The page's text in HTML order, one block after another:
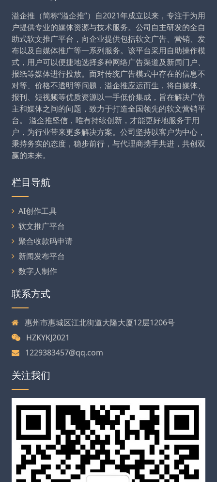
溢企推（简称“溢企推”）自2021年成立以来，专注于为用
户提供专业的媒体资源与技术服务。公司自主研发的全自
助式软文推广平台，向企业提供包括软文广告、营销、发
布以及自媒体推广等一系列服务。该平台采用自助操作模
式，用户可以便捷地选择多种网络广告渠道及新闻门户、
报纸等媒体进行投放。面对传统广告模式中存在的信息不
对等、价格不透明等问题，溢企推应运而生，将自媒体、
报刊、短视频等优质资源以一手低价集成，旨在解决广告
主和媒体之间的问题，致力于打造全国领先的软文营销平
台。 溢企推坚信，唯有持续创新，才能更好地服务于用
户，为行业带来更多解决方案。公司坚持以客户为中心，
秉持务实的态度，稳步前行，与代理商携手共进，共创双
赢的未来。
栏目导航
AI创作工具
软文推广平台
聚合收款码申请
新闻发布平台
数字人制作
联系方式
惠州市惠城区江北街道大隆大厦12层1206号
HZKYKJ2021
1229383457@qq.com
关注我们